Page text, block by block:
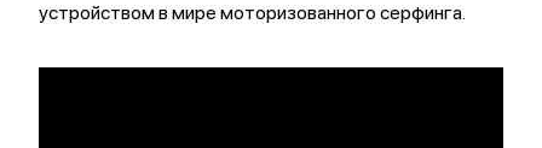
устройством в мире моторизованного серфинга.